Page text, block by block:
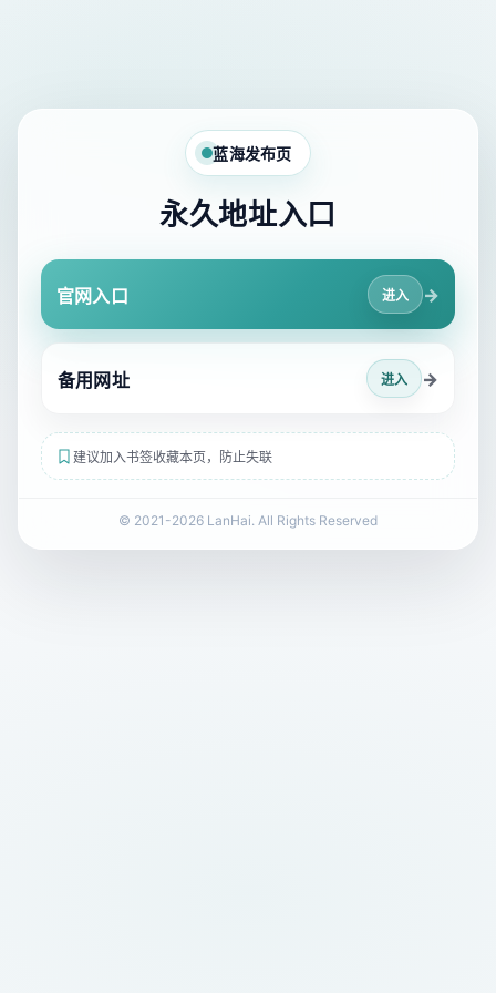
蓝海发布页
永久地址入口
官网入口 进入 →
备用网址 进入 →
建议加入书签收藏本页，防止失联
© 2021-2026 LanHai. All Rights Reserved